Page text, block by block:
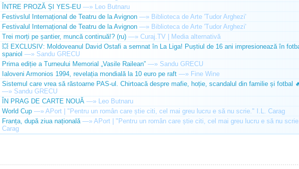
ÎNTRE PROZĂ ȘI YES-EU —» Leo Butnaru
Festivslul Internațional de Teatru de la Avignon —» Biblioteca de Arte 'Tudor Arghezi'
Festivalul Internațional de Teatru de la Avignon —» Biblioteca de Arte 'Tudor Arghezi'
Trei morți pe șantier, muncă continuă!? (ru) —» Curaj.TV | Media alternativă
💥 EXCLUSIV: Moldoveanul David Ostafi a semnat în La Liga! Puștiul de 16 ani impresionează în
spaniol —» Sandu GRECU
Prima ediție a Turneului Memorial „Vasile Railean” —» Sandu GRECU
Ialoveni Armonios 1994, revelația mondială la 10 euro pe raft —» Fine Wine
Sistemul care vrea să răstoarne PAS-ul. Chirtoacă despre mafie, hoție, scandalul din familie și fotbal
—» Sandu GRECU
ÎN PRAG DE CARTE NOUĂ —» Leo Butnaru
World Cup —» APort | "Pentru un român care știe citi, cel mai greu lucru e să nu scrie." I.L. Carag
Franța, după ziua națională —» APort | "Pentru un român care știe citi, cel mai greu lucru e să nu
Carag